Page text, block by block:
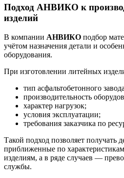
Подход АНВИКО к
изделий
В компании АНВИКО подбор
учётом назначения детали и
оборудования.
При изготовлении литейных
тип асфальтобетонного
производительность
характер нагрузок;
условия эксплуатации;
требования заказчика по
Такой подход позволяет получать
приближенные по
изделиям, а в ряде случаев —
службы.